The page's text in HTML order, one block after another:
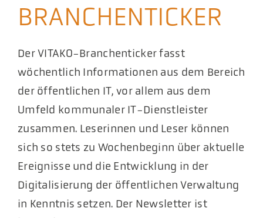
Aktuelles
Podcast
BRANCHENTICKER
Der VITAKO-Branchenticker fasst
wöchentlich Informationen aus dem Bereich
der öffentlichen IT, vor allem aus dem
Umfeld kommunaler IT-Dienstleister
zusammen. Leserinnen und Leser können
sich so stets zu Wochenbeginn über aktuelle
Ereignisse und die Entwicklung in der
Digitalisierung der öffentlichen Verwaltung
in Kenntnis setzen. Der Newsletter ist